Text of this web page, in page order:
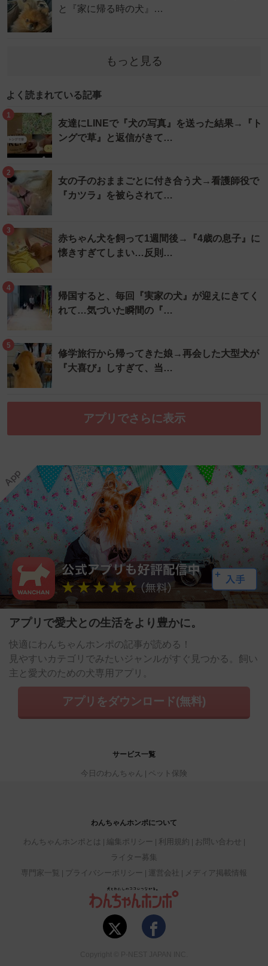
と『家に帰る時の犬』…
もっと見る
よく読まれている記事
1
友達にLINEで『犬の写真』を送った結果→『ト
ングで草』と返信がきて…
2
女の子のおままごとに付き合う犬→看護師役で
『カツラ』を被らされて…
3
赤ちゃん犬を飼って1週間後→『4歳の息子』に
懐きすぎてしまい…反則…
4
帰国すると、毎回『実家の犬』が迎えにきてく
れて…気づいた瞬間の『…
5
修学旅行から帰ってきた娘→再会した大型犬が
『大喜び』しすぎて、当…
アプリでさらに表示
アプリで愛犬との生活をより豊かに。
快適にわんちゃんホンポの記事が読める！
見やすいカテゴリでみたいジャンルがすぐ見つかる。飼い
主と愛犬のための犬専用アプリ。
アプリをダウンロード(無料)
サービス一覧
今日のわんちゃん ペット保険
わんちゃんホンポについて
わんちゃんホンポとは 編集ポリシー 利用規約
お問い合わせ
ライター募集
専門家一覧
プライバシーポリシー 運営会社 メディア掲載情報